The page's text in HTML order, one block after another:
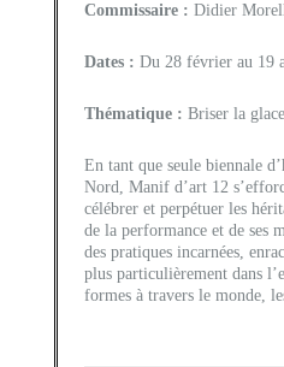
Commissaire : Didier
Dates : Du 28 février au 19
Thématique : Briser la
En tant que seule biennale
Nord, Manif d’art 12
célébrer et perpétuer les
de la performance et de ses
des pratiques incarnées,
plus particulièrement dans
formes à travers le monde,